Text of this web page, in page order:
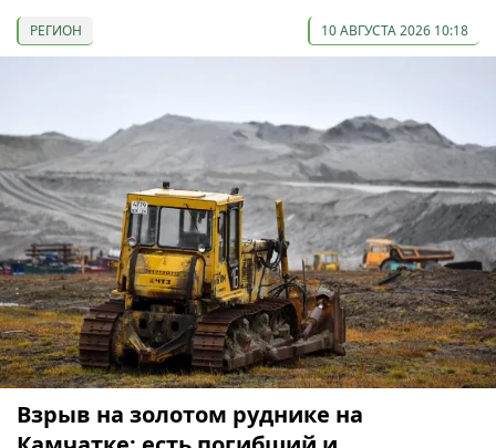
РЕГИОН 10 АВГУСТА 2026 10:18
Взрыв на золотом руднике на